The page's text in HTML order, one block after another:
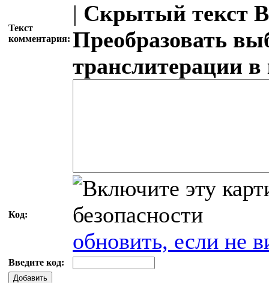
Текст
комментария:
| Скрытый текст
Преобразовать
транслитерации
Код:
обновить, если не
Введите код:
Добавить